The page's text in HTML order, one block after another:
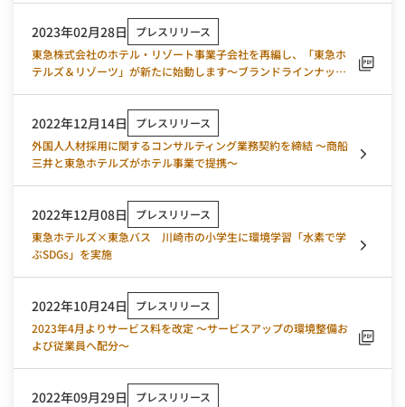
2023年02月28日
プレスリリース
東急株式会社のホテル・リゾート事業子会社を再編し、「東急ホ
テルズ＆リゾーツ」が新たに始動します～ブランドラインナップ
2022年12月14日
プレスリリース
外国人人材採用に関するコンサルティング業務契約を締結 ～商船
三井と東急ホテルズがホテル事業で提携～
2022年12月08日
プレスリリース
東急ホテルズ×東急バス 川崎市の小学生に環境学習「水素で学
ぶSDGs」を実施
2022年10月24日
プレスリリース
2023年4月よりサービス料を改定 ～サービスアップの環境整備お
よび従業員へ配分～
2022年09月29日
プレスリリース